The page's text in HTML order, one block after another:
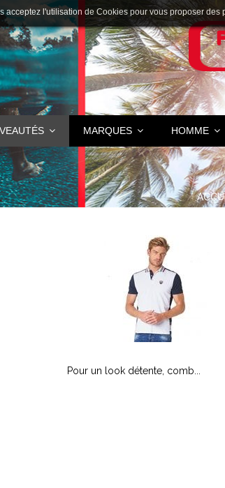
MARQUES HOMME
acceptez l'utilisation de Cookies pour vous proposer
Pour un look détente, comb...